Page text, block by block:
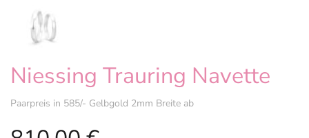
Niessing Trauring Navette
Paarpreis in 585/- Gelbgold 2mm Breite ab